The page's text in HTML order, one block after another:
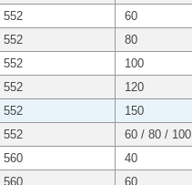
552 60
552 80
552 100
552 120
552 150
552 60 / 80 / 100
560 40
560 60